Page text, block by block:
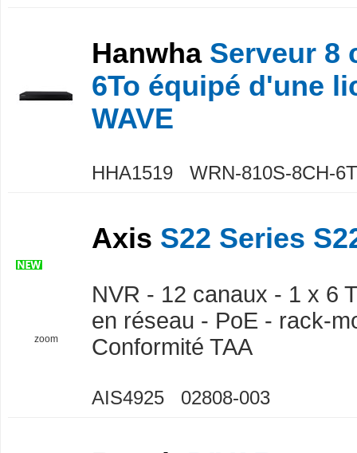
HanwhaServeur 8
6To équipé d'une
WAVE
HHA1519 WRN-810S-8CH-
zoom
Axis S22 Series
NVR - 12 canaux - 1 x 6
en réseau - PoE - rack-
Conformité TAA
AIS4925 02808-003